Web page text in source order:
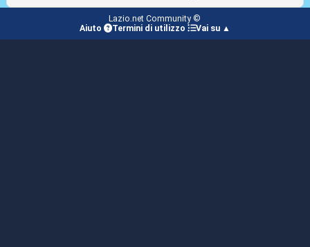
Lazio.net Community ©
Aiuto
Termini di utilizzo Vai su ▲